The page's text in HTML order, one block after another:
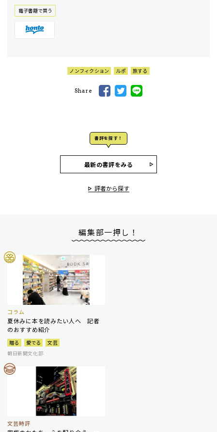
電⼦書籍で買う
ノンフィクション ルポ 旅する
Share
書評を探す！
最新の書評をみる
評者から探す
編集部一押し！
コラム
夏休みに本を読みたい人へ 記者
のおすすめ紹介
贈る 愛でる
文芸
朝日新聞文化部
文芸時評